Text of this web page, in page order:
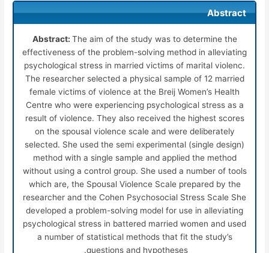
Abstract
Abstract: The aim of the study was to determine the
effectiveness of the problem-solving method in alleviating
psychological stress in married victims of marital violenc.
The researcher selected a physical sample of 12 married
female victims of violence at the Breij Women’s Health
Centre who were experiencing psychological stress as a
result of violence. They also received the highest scores
on the spousal violence scale and were deliberately
selected. She used the semi experimental (single design)
method with a single sample and applied the method
without using a control group. She used a number of tools
which are, the Spousal Violence Scale prepared by the
researcher and the Cohen Psychosocial Stress Scale She
developed a problem-solving model for use in alleviating
psychological stress in battered married women and used
a number of statistical methods that fit the study’s
questions and hypotheses.